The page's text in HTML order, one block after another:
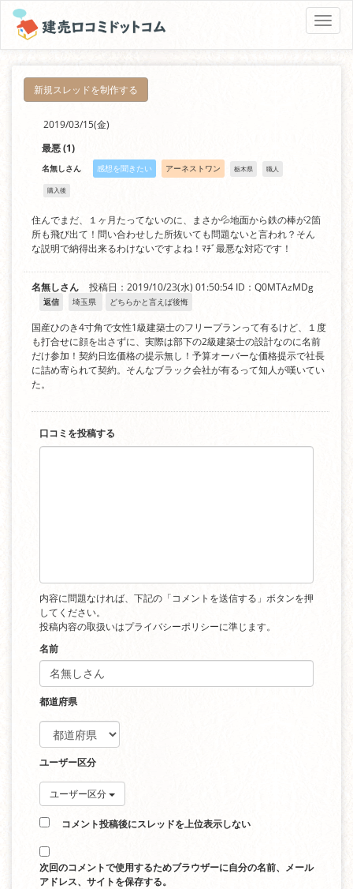
Toggle
新規スレッドを制作する
2019/03/15(金)
最悪(1)
名無しさん 感想を聞きたい アーネストワン 栃木県 職人
購入後
住んでまだ、１ヶ月たってないのに、まさか💦地面から鉄の棒が2箇
所も飛び出て！問い合わせした所抜いても問題ないと言われ？そん
な説明で納得出来るわけないですよね！ﾏﾁﾞ最悪な対応です！
名無しさん 投稿日：2019/10/23(水) 01:50:54 ID：Q0MTAzMDg
返信 埼玉県 どちらかと言えば後悔
国産ひのき4寸角で女性1級建築士のフリープランって有るけど、１度
も打合せに顔を出さずに、実際は部下の2級建築士の設計なのに名前
だけ参加！契約日迄価格の提示無し！予算オーバーな価格提示で社長
に詰め寄られて契約。そんなブラック会社が有るって知人が嘆いてい
た。
口コミを投稿する
内容に問題なければ、下記の「コメントを送信する」ボタンを押
してください。
投稿内容の取扱いはプライバシーポリシーに準じます。
名前
都道府県
ユーザー区分
ユーザー区分
コメント投稿後にスレッドを上位表示しない
次回のコメントで使用するためブラウザーに自分の名前、メール
アドレス、サイトを保存する。